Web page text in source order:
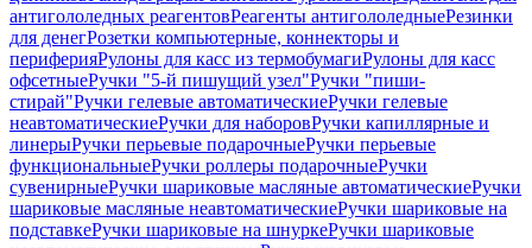
антигололедных реагентовРеагенты антигололедныеРезинки
для денегРозетки компьютерные, коннекторы и
периферияРулоны для касс из термобумагиРулоны для касс
офсетныеРучки "5-й пишущий узел"Ручки "пиши-
стирай"Ручки гелевые автоматическиеРучки гелевые
неавтоматическиеРучки для наборовРучки капиллярные и
линерыРучки перьевые подарочныеРучки перьевые
функциональныеРучки роллеры подарочныеРучки
сувенирныеРучки шариковые масляные автоматическиеРучки
шариковые масляные неавтоматическиеРучки шариковые на
подставкеРучки шариковые на шнуркеРучки шариковые